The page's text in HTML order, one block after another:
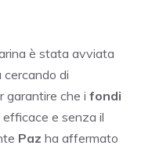
è stata avviata
cercando di
garantire che i fondi
e senza il
Paz ha affermato